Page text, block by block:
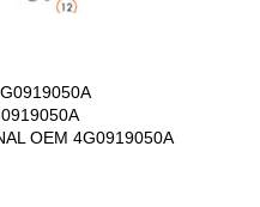
OEM 4G0919050A